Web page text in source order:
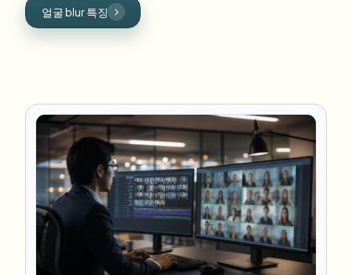
얼굴 blur 특징